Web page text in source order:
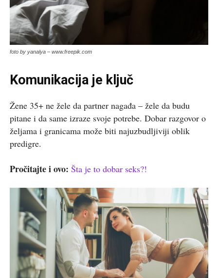
foto by yanalya – www.freepik.com
Komunikacija je ključ
Žene 35+ ne žele da partner nagađa – žele da budu
pitane i da same izraze svoje potrebe. Dobar razgovor o
željama i granicama može biti najuzbudljiviji oblik
predigre.
Pročitajte i ovo: Šta je to dobar seks?!